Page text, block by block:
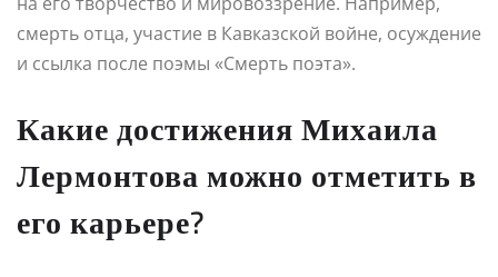
смерть отца, участие в Кавказской войне, осуждение
и ссылка после поэмы «Смерть поэта».
Какие достижения Михаила
Лермонтова можно отметить в
его карьере?